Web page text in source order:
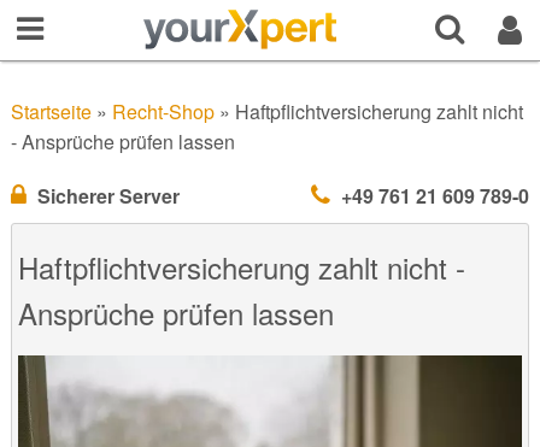
Startseite» Recht-Shop» Haftpflichtversicherung zahlt nicht
- Ansprüche prüfen lassen
Sicherer Server
+49 761 21 609 789-0
Haftpflichtversicherung zahlt nicht -
Ansprüche prüfen lassen